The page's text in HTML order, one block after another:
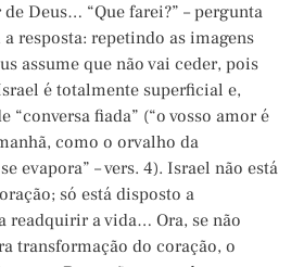
Deus… “Que farei?” – pergunta
resposta: repetindo as imagens
assume que não vai ceder, pois
é totalmente superficial e,
“conversa fiada” (“o vosso amor é
como o orvalho da
evapora” – vers. 4). Israel não está
só está disposto a
readquirir a vida… Ora, se não
transformação do coração, o